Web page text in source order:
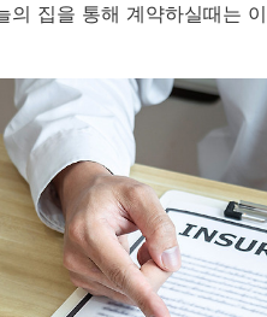
의 집을 통해 계약하실때는